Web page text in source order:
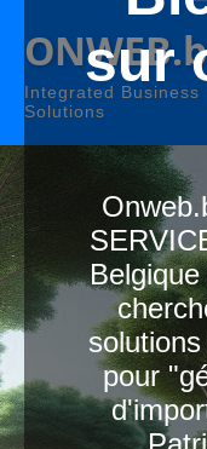
Integrated Business
Solutions
sur
pour